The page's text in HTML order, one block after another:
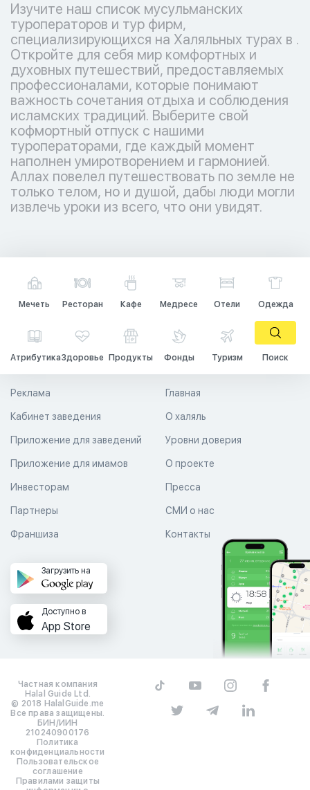
Изучите наш список мусульманских
туроператоров и тур фирм,
специализирующихся на Халяльных турах в .
Откройте для себя мир комфортных и
духовных путешествий, предоставляемых
профессионалами, которые понимают
важность сочетания отдыха и соблюдения
исламских традиций. Выберите свой
кофмортный отпуск с нашими
туроператорами, где каждый момент
наполнен умиротворением и гармонией.
Аллах повелел путешествовать по земле не
только телом, но и душой, дабы люди могли
извлечь уроки из всего, что они увидят.
Мечеть Ресторан Кафе Медресе Отели Одежда
АтрибутикаЗдоровье Продукты Фонды Туризм Поиск
Главная
О халяль
Уровни доверия
Реклама
Кабинет заведения
Приложение для заведений
Приложение для имамов О проекте
Пресса
СМИ о нас
Контакты
Инвесторам
Партнеры
Франшиза
Загрузить на
Доступно в
App Store
Частная компания
Halal Guide Ltd.
© 2018 HalalGuide.me
Все права защищены.
БИН/ИИН
210240900176
Политика
конфиденциальности
Пользовательское
соглашение
Правилами защиты